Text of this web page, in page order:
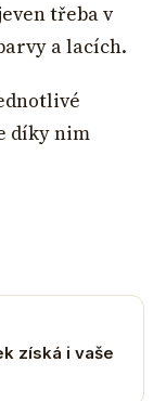
třeba v
a lacích.
díky nim
získá i vaše